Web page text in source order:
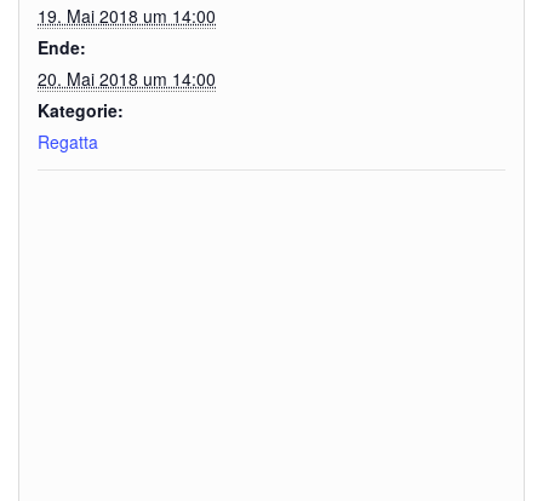
19. Mai 2018 um 14:00
Ende:
20. Mai 2018 um 14:00
Kategorie:
Regatta